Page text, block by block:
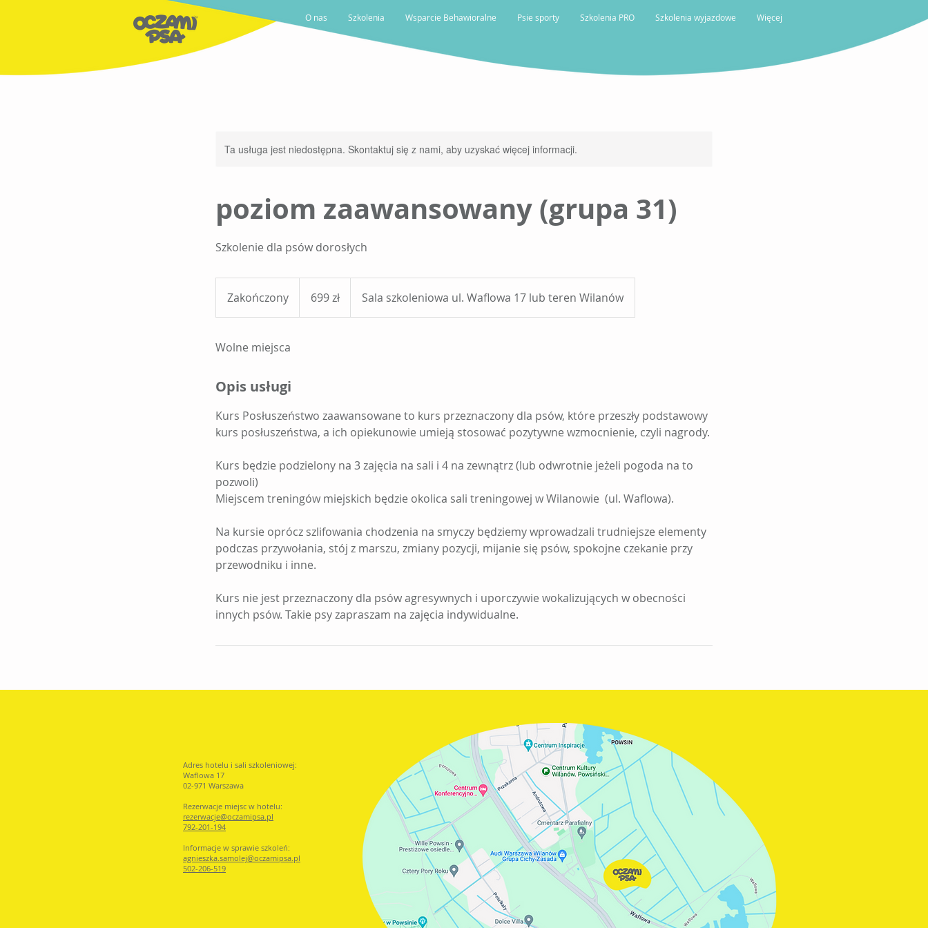
O nas Szkolenia Wsparcie Behawioralne Psie sporty Szkolenia PRO Szkolenia wyjazdowe Więcej
Ta usługa jest niedostępna. Skontaktuj się z nami, aby uzyskać więcej informacji.
poziom zaawansowany (grupa 31)
Szkolenie dla psów dorosłych
Zakończony
a
o
c
o
n
polskich
699 zł Sala szkoleniowa ul. Waflowa 17 lub teren Wilanów
Wolne miejsca
Opis usługi
Kurs Posłuszeństwo zaawansowane to kurs przeznaczony dla psów, które przeszły podstawowy
kurs posłuszeństwa, a ich opiekunowie umieją stosować pozytywne wzmocnienie, czyli nagrody.
Kurs będzie podzielony na 3 zajęcia na sali i 4 na zewnątrz (lub odwrotnie jeżeli pogoda na to
pozwoli)
Miejscem treningów miejskich będzie okolica sali treningowej w Wilanowie (ul. Waflowa).
Na kursie oprócz szlifowania chodzenia na smyczy będziemy wprowadzali trudniejsze elementy
podczas przywołania, stój z marszu, zmiany pozycji, mijanie się psów, spokojne czekanie przy
przewodniku i inne.
Kurs nie jest przeznaczony dla psów agresywnych i uporczywie wokalizujących w obecności
innych psów. Takie psy zapraszam na zajęcia indywidualne.
Adres hotelu i sali szkoleniowej:
Waflowa 17
02-971 Warszawa
Rezerwacje miejsc w hotelu:
rezerwacje@oczamipsa.pl
792-201-194
Informacje w sprawie szkoleń:
agnieszka.samolej@oczamipsa.pl
502-206-519